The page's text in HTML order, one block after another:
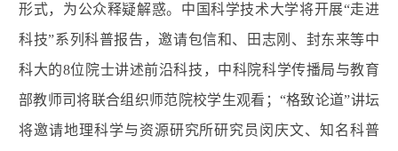
形式，为公众释疑解惑。中国科学技术大学将开展“走进
科技”系列科普报告，邀请包信和、田志刚、封东来等中
科大的8位院士讲述前沿科技，中科院科学传播局与教育
部教师司将联合组织师范院校学生观看；“格致论道”讲坛
将邀请地理科学与资源研究所研究员闵庆文、知名科普